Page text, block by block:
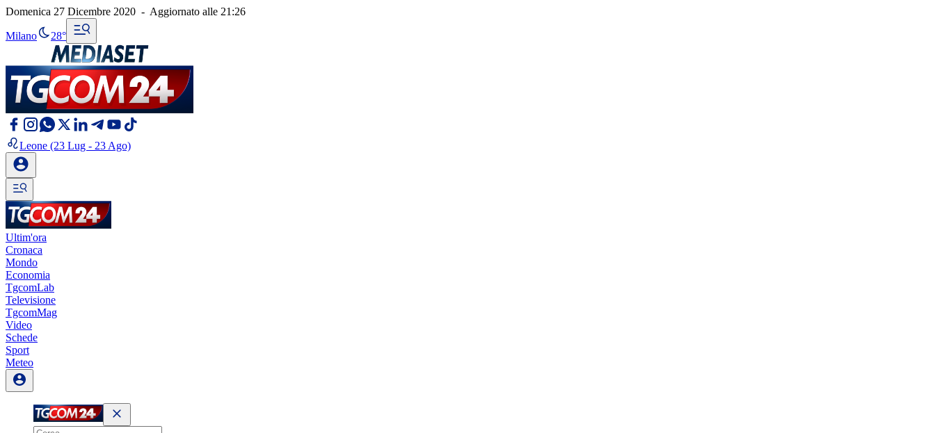
Domenica 27 Dicembre 2020 - Aggiornato alle 21:26
Milano 28°
Leone (23 Lug - 23 Ago)
Ultim'ora
Cronaca
Mondo
Economia
TgcomLab
Televisione
TgcomMag
Video
Schede
Sport
Meteo